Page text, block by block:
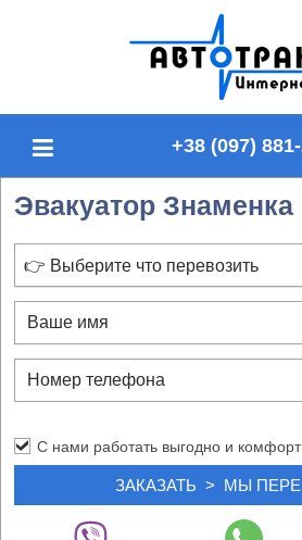
+38 (097)
Эвакуатор Знаменка
👉 Выберите что перевозить
С нами работать выгодно и